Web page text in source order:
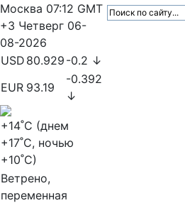
Москва 07:12 GMT
+3 Четверг 06-
08-2026
USD 80.929 -0.2 ↓
EUR 93.19
-0.392
↓
+14˚C (днем
+17˚C, ночью
+10˚C)
Ветрено,
переменная